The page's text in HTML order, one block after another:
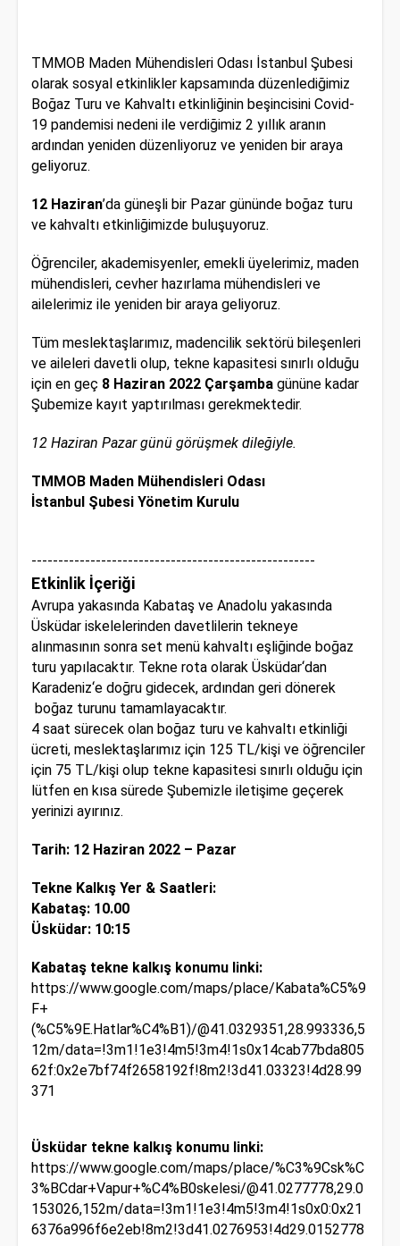
TMMOB Maden Mühendisleri Odası İstanbul Şubesi
olarak sosyal etkinlikler kapsamında düzenlediğimiz
Boğaz Turu ve Kahvaltı etkinliğinin beşincisini Covid-
19 pandemisi nedeni ile verdiğimiz 2 yıllık aranın
ardından yeniden düzenliyoruz ve yeniden bir araya
geliyoruz.
12 Haziran’da güneşli bir Pazar gününde boğaz turu
ve kahvaltı etkinliğimizde buluşuyoruz.
Öğrenciler, akademisyenler, emekli üyelerimiz, maden
mühendisleri, cevher hazırlama mühendisleri ve
ailelerimiz ile yeniden bir araya geliyoruz.
Tüm meslektaşlarımız, madencilik sektörü bileşenleri
ve aileleri davetli olup, tekne kapasitesi sınırlı olduğu
için en geç 8 Haziran 2022 Çarşamba gününe kadar
Şubemize kayıt yaptırılması gerekmektedir.
12 Haziran Pazar günü görüşmek dileğiyle.
TMMOB Maden Mühendisleri Odası
İstanbul Şubesi Yönetim Kurulu
-----------------------------------------------------
Etkinlik İçeriği
Avrupa yakasında Kabataş ve Anadolu yakasında
Üsküdar iskelelerinden davetlilerin tekneye
alınmasının sonra set menü kahvaltı eşliğinde boğaz
turu yapılacaktır. Tekne rota olarak Üsküdar‘dan
Karadeniz‘e doğru gidecek, ardından geri dönerek
boğaz turunu tamamlayacaktır.
4 saat sürecek olan boğaz turu ve kahvaltı etkinliği
ücreti, meslektaşlarımız için 125 TL/kişi ve öğrenciler
için 75 TL/kişi olup tekne kapasitesi sınırlı olduğu için
lütfen en kısa sürede Şubemizle iletişime geçerek
yerinizi ayırınız.
Tarih: 12 Haziran 2022 – Pazar
Tekne Kalkış Yer & Saatleri:
Kabataş: 10.00
Üsküdar: 10:15
Kabataş tekne kalkış konumu linki:
https://www.google.com/maps/place/Kabata%C5%9
F+
(%C5%9E.Hatlar%C4%B1)/@41.0329351,28.993336,5
12m/data=!3m1!1e3!4m5!3m4!1s0x14cab77bda805
62f:0x2e7bf74f2658192f!8m2!3d41.03323!4d28.99
371
Üsküdar tekne kalkış konumu linki:
https://www.google.com/maps/place/%C3%9Csk%C
3%BCdar+Vapur+%C4%B0skelesi/@41.0277778,29.0
153026,152m/data=!3m1!1e3!4m5!3m4!1s0x0:0x21
6376a996f6e2eb!8m2!3d41.0276953!4d29.0152778